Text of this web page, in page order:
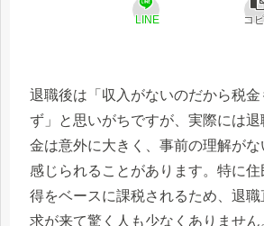
LINE コ
退職後は「収入がないのだから税
ず」と思いがちですが、実際には
金は意外に大きく、事前の理解がな
感じられることがあります。特に
得をベースに課税されるため、退
求が来て驚く人も少なくありません